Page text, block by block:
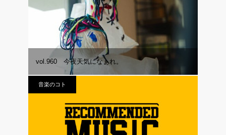
vol.960 今夜天気になぁれ。
音楽のコト